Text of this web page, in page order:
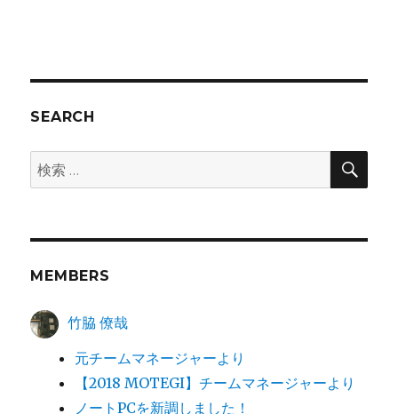
SEARCH
検
索:
検
MEMBERS
竹脇 僚哉
元チームマネージャーより
【2018 MOTEGI】チームマネージャーより
ノートPCを新調しました！